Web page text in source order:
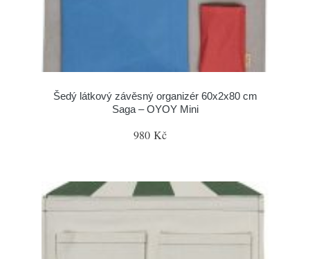
Šedý látkový závěsný organizér 60x2x80 cm
Saga – OYOY Mini
980 Kč